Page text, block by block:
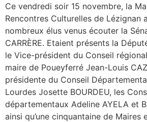
Ce vendredi soir 15 novembre, la
Rencontres Culturelles de Lézignan
nombreux élus venus écouter la
CARRÈRE. Etaient présents la
le Vice-président du Conseil
maire de Poueyferré Jean-Louis
présidente du Conseil
Lourdes Josette BOURDEU, les
départementaux Adeline AYELA et
ainsi qu’une cinquantaine de Maires